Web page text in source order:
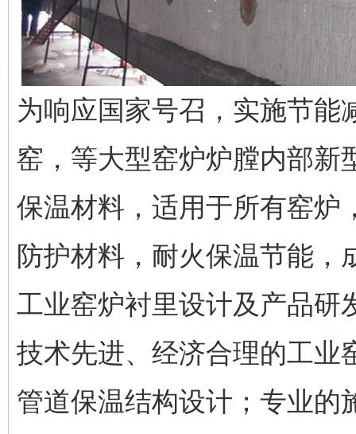
为响应国家号召，实施节能
窑，等大型窑炉炉膛内部新
保温材料，适用于所有窑炉
防护材料，耐火保温节能，
工业窑炉衬里设计及产品研
技术先进、经济合理的工业
管道保温结构设计；专业的